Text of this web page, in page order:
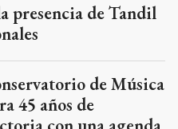
presencia de Tandil
de Música
45 años de